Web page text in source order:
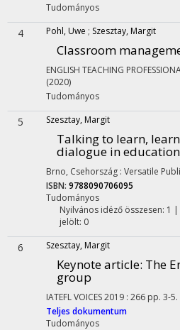
Tudományos
4 Pohl, Uwe ; Szesztay, Margit
Classroom
ENGLISH TEACHING
(2020)
Tudományos
5 Szesztay, Margit
Talking to learn,
dialogue in education
Brno, Csehország : Versatile
ISBN: 9788090706095
Tudományos
Nyilvános idéző összesen: 1 |
jelölt: 0
6 Szesztay, Margit
Keynote article: The
group
IATEFL VOICES2019 : 266 pp. 3-5.
Teljes dokumentum
Tudományos